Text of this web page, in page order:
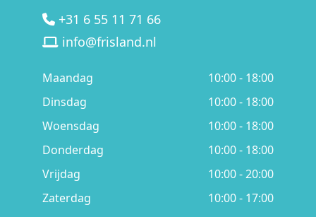
+31 6 55 11 71 66
info@frisland.nl
Maandag
10:00 - 18:00
Dinsdag
10:00 - 18:00
Woensdag
10:00 - 18:00
Donderdag
10:00 - 18:00
Vrijdag
10:00 - 20:00
Zaterdag
10:00 - 17:00